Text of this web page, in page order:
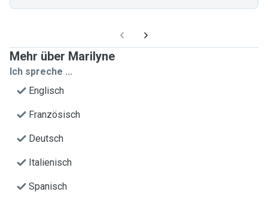
Mehr über Marilyne
Ich spreche ...
Englisch
Französisch
Deutsch
Italienisch
Spanisch